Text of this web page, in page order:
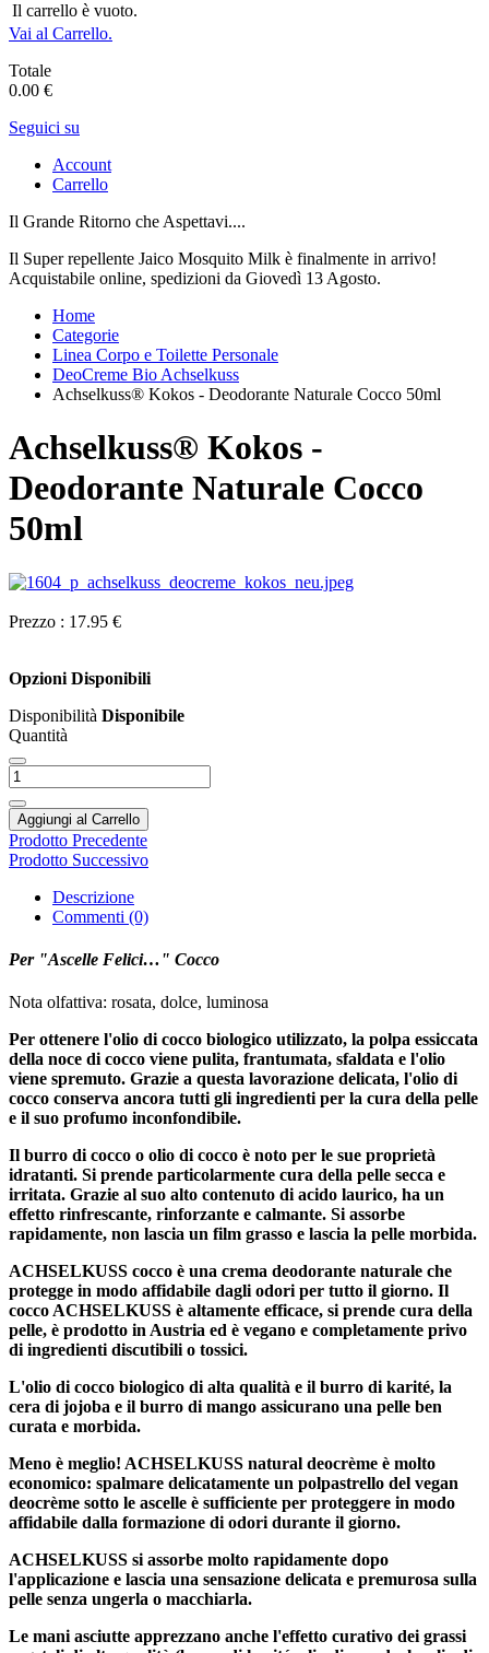
Il carrello è vuoto.
Vai al Carrello.
Totale
0.00 €
Seguici su
Account
Carrello
Il Grande Ritorno che Aspettavi....
Il Super repellente Jaico Mosquito Milk è finalmente in arrivo!
Acquistabile online, spedizioni da Giovedì 13 Agosto.
Home
Categorie
Linea Corpo e Toilette Personale
DeoCreme Bio Achselkuss
Achselkuss® Kokos - Deodorante Naturale Cocco 50ml
Achselkuss® Kokos -
Deodorante Naturale Cocco
50ml
Prezzo : 17.95 €
Opzioni Disponibili
Disponibilità Disponibile
Quantità
Aggiungi al Carrello
Prodotto Precedente
Prodotto Successivo
Descrizione
Commenti (0)
Per "Ascelle Felici…" Cocco
Nota olfattiva: rosata, dolce, luminosa
Per ottenere l'olio di cocco biologico utilizzato, la polpa essiccata
della noce di cocco viene pulita, frantumata, sfaldata e l'olio
viene spremuto. Grazie a questa lavorazione delicata, l'olio di
cocco conserva ancora tutti gli ingredienti per la cura della pelle
e il suo profumo inconfondibile.
Il burro di cocco o olio di cocco è noto per le sue proprietà
idratanti. Si prende particolarmente cura della pelle secca e
irritata. Grazie al suo alto contenuto di acido laurico, ha un
effetto rinfrescante, rinforzante e calmante. Si assorbe
rapidamente, non lascia un film grasso e lascia la pelle morbida.
ACHSELKUSS cocco è una crema deodorante naturale che
protegge in modo affidabile dagli odori per tutto il giorno. Il
cocco ACHSELKUSS è altamente efficace, si prende cura della
pelle, è prodotto in Austria ed è vegano e completamente privo
di ingredienti discutibili o tossici.
L'olio di cocco biologico di alta qualità e il burro di karité, la
cera di jojoba e il burro di mango assicurano una pelle ben
curata e morbida.
Meno è meglio! ACHSELKUSS natural deocrème è molto
economico: spalmare delicatamente un polpastrello del vegan
deocrème sotto le ascelle è sufficiente per proteggere in modo
affidabile dalla formazione di odori durante il giorno.
ACHSELKUSS si assorbe molto rapidamente dopo
l'applicazione e lascia una sensazione delicata e premurosa sulla
pelle senza ungerla o macchiarla.
Le mani asciutte apprezzano anche l'effetto curativo dei grassi